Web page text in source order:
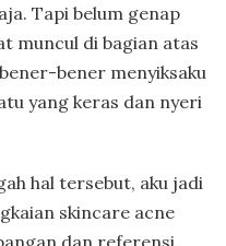
Tapi belum genap
muncul di bagian atas
bener menyiksaku
yang keras dan nyeri
hal tersebut, aku jadi
skincare acne
dan referensi